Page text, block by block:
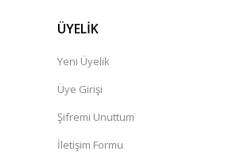
ÜYELİK
Yeni Üyelik
Üye Girişi
Şifremi Unuttum
İletişim Formu